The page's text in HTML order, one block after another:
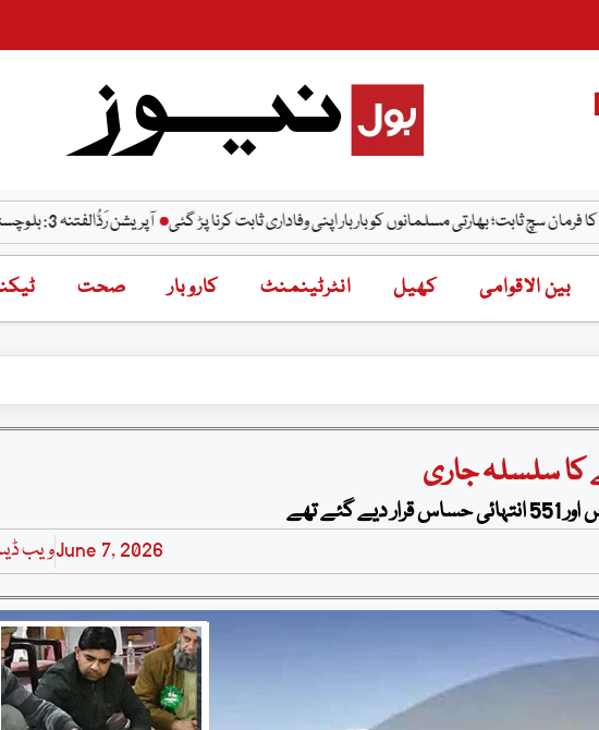
بھارتی مسلمانوں کو بار بار اپنی وفاداری ثابت کرنا پڑ گئی آپریشن رَدُّالفتنہ 3: بلوچستان میں فتنہ الہندوستان کے 3 دہشت گرد جہنم واصل
بین الاقوامی کھیل انٹرٹینمنٹ کاروبار صحت
کا سلسلہ جاری
ویبJune 7, 2026